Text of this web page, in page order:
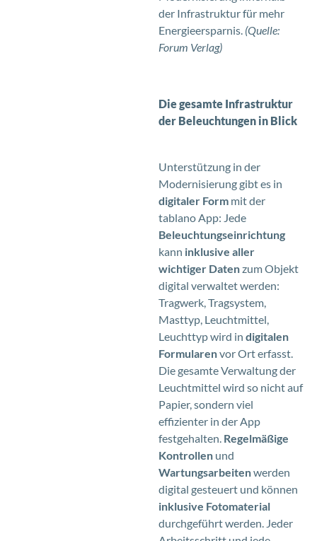
der Infrastruktur für mehr
Energieersparnis. (Quelle:
Forum Verlag)
Die gesamte Infrastruktur
der Beleuchtungen in Blick
Unterstützung in der
Modernisierung gibt es in
digitaler Form mit der
tablano App: Jede
Beleuchtungseinrichtung
kann inklusive aller
wichtiger Datenzum Objekt
digital verwaltet werden:
Tragwerk, Tragsystem,
Masttyp, Leuchtmittel,
Leuchttyp wird in digitalen
Formularenvor Ort erfasst.
Die gesamte Verwaltung der
Leuchtmittel wird so nicht auf
Papier, sondern viel
effizienter in der App
festgehalten. Regelmäßige
Kontrollen und
Wartungsarbeitenwerden
digital gesteuert und können
inklusive Fotomaterial
durchgeführt werden. Jeder